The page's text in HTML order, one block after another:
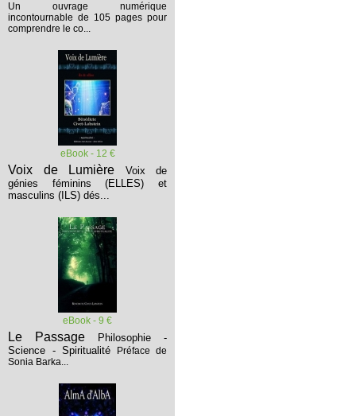
Un ouvrage numérique
incontournable de 105 pages pour
comprendre le co...
eBook - 12 €
Voix de Lumière
Voix de
génies féminins (ELLES) et
masculins (ILS) dés...
eBook - 9 €
Le Passage
Philosophie -
Science - Spiritualité
Préface de
Sonia Barka...